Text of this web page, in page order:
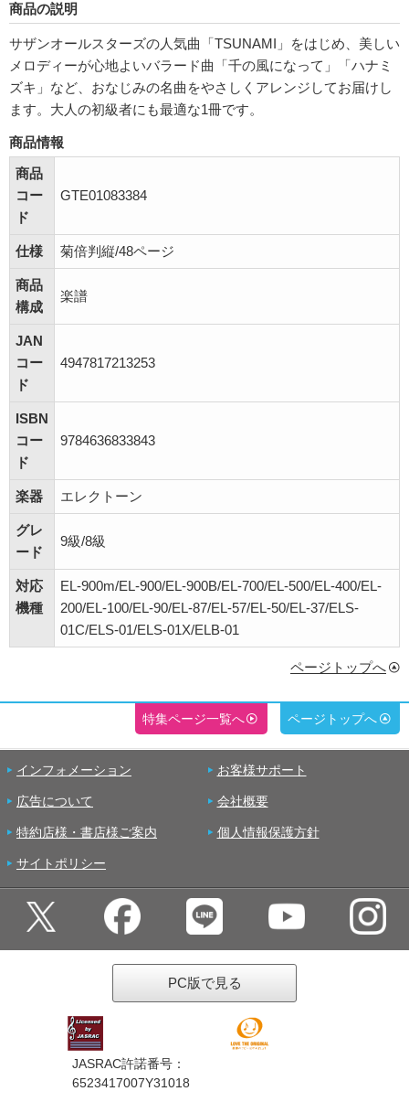
商品の説明
サザンオールスターズの人気曲「TSUNAMI」をはじめ、美しい
メロディーが心地よいバラード曲「千の風になって」「ハナミ
ズキ」など、おなじみの名曲をやさしくアレンジしてお届けし
ます。大人の初級者にも最適な1冊です。
商品情報
商品
コー
ド
GTE01083384
仕様 菊倍判縦/48ページ
商品
構成
楽譜
JAN
コー
ド
4947817213253
ISBN
コー
ド
9784636833843
楽器 エレクトーン
グレ
ード
9級/8級
対応
機種
EL-900m/EL-900/EL-900B/EL-700/EL-500/EL-400/EL-
200/EL-100/EL-90/EL-87/EL-57/EL-50/EL-37/ELS-
01C/ELS-01/ELS-01X/ELB-01
ページトップへ
特集ページ一覧へ ページトップへ
インフォメーション お客様サポート
広告について 会社概要
特約店様・書店様ご案内 個人情報保護方針
サイトポリシー
PC版で見る
JASRAC許諾番号：
6523417007Y31018